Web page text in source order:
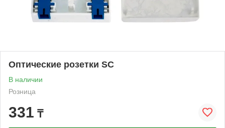
Оптические розетки SC
В наличии
Розница
331 ₸